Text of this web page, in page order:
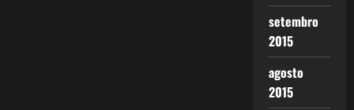
setembro
2015
agosto
2015